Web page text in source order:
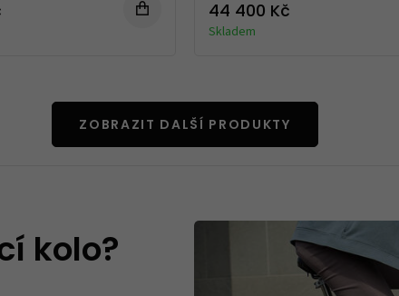
44 400 Kč
Skladem
ZOBRAZIT DALŠÍ PRODUKTY
kolo?